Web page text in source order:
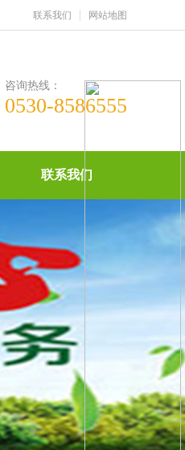
联系我们 网站地图
咨询热线：
0530-8586555
联系我们